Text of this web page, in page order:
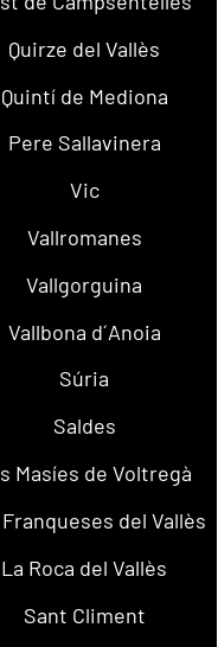
Quirze del Vallès
Quintí de Mediona
Pere Sallavinera
Vic
Vallromanes
Vallgorguina
Vallbona d´Anoia
Súria
Saldes
Masíes de Voltregà
del Vallès
La Roca del Vallès
Sant Climent